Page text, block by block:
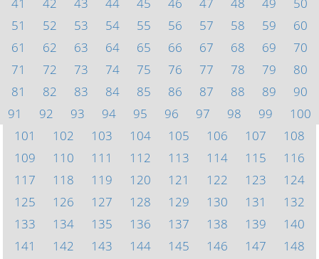
51
52 53 54 55 56 57 58 59
60
61
62 63 64 65 66 67 68 69
70
71
72 73 74 75 76 77 78 79
80
81
82 83 84 85 86 87 88 89
90
91
92 93 94 95 96 97 98 99
100
101
102 103 104 105 106 107
108
109
110 111 112 113 114 115
116
117
118 119 120 121 122 123
124
125
126 127 128 129 130 131
132
133
134 135 136 137 138 139
140
141
142 143 144 145 146 147
148